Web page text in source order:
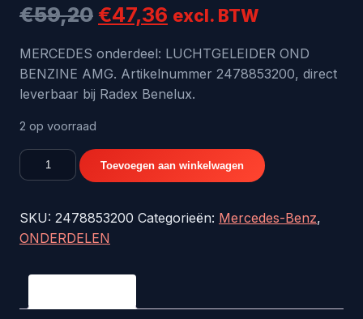
€59,20Oorspronkelijke
prijs
was:
€47,36 Huidige
prijs
is:
excl. BTW
MERCEDES onderdeel: LUCHTGELEIDER OND
BENZINE AMG. Artikelnummer 2478853200, direct
leverbaar bij Radex Benelux.
2 op voorraad
LUCHTGELEIDER
OND
AMG
-
nr.
Toevoegen aan winkelwagen
SKU: 2478853200 Categorieën: Mercedes-Benz,
ONDERDELEN